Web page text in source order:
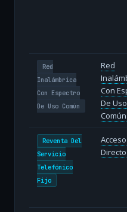
Red
Inalámbrica
Con Espectro
De Uso Común
Red
Con
De Uso
Común
Reventa Del
Servicio
Telefónico
Fijo
Acceso
Directo